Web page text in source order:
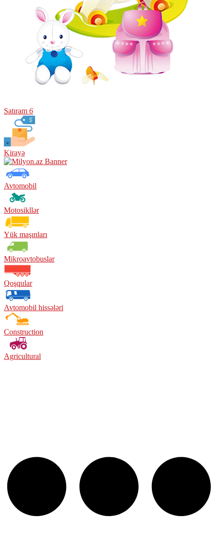
Satıram 6
Kirayə
Avtomobil
Motosikllər
Yük maşınları
Mikroavtobuslar
Qoşqular
Avtomobil hissələri
Construction
Agricultural